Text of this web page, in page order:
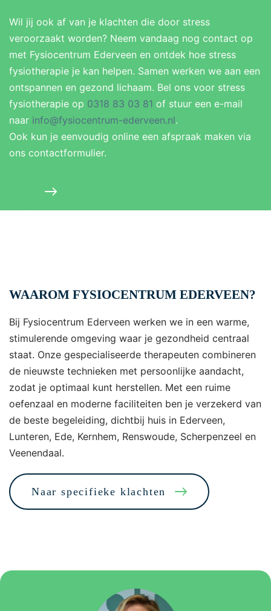
Wil jij ook af van je klachten die door stress
veroorzaakt worden? Neem vandaag nog contact op
met Fysiocentrum Ederveen en ontdek hoe stress
fysiotherapie je kan helpen. Samen werken we aan een
ontspannen en gezond lichaam. Bel ons voor stress
fysiotherapie op 0318 83 03 81 of stuur een e-mail
naar info@fysiocentrum-ederveen.nl.
Ook kun je eenvoudig online een afspraak maken via
ons contactformulier.
WAAROM FYSIOCENTRUM EDERVEEN?
Bij Fysiocentrum Ederveen werken we in een warme,
stimulerende omgeving waar je gezondheid centraal
staat. Onze gespecialiseerde therapeuten combineren
de nieuwste technieken met persoonlijke aandacht,
zodat je optimaal kunt herstellen. Met een ruime
oefenzaal en moderne faciliteiten ben je verzekerd van
de beste begeleiding, dichtbij huis in Ederveen,
Lunteren, Ede, Kernhem, Renswoude, Scherpenzeel en
Veenendaal.
Naar specifieke klachten